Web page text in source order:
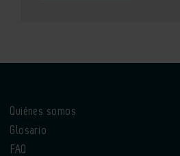
Quiénes somos
Glosario
FAQ